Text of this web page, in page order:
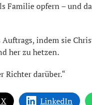
Familie opfern – und
indem sie
her zu hetzen.
Richter darüber.“
LinkedIn